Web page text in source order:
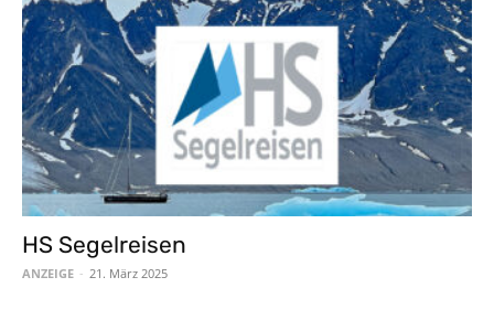
HS Segelreisen
ANZEIGE - 21. März 2025